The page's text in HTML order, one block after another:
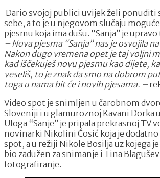
Dario svojoj publici uvijek želi ponuditi
sebe, a to je u njegovom slučaju
pjesmu koja ima dušu. “Sanja” je
– Nova pjesma “Sanja” nas je osvojila
Nakon dugo vremena opet je taj voljni
kad iščekuješ novu pjesmu kao dijete,
veseliš, to je znak da smo na dobrom
toga u nama bit će i novih pjesama. –
Video spot je snimljen u čarobnom
Sloveniji i u glamuroznoj Kavani Dorka
Uloga “Sanje” je pripala prekrasnoj TV
novinarki Nikolini Ćosić koja je
spot, a u režiji Nikole Bosilja uz kojega
bio zadužen za snimanje i Tina
fotografiranje.